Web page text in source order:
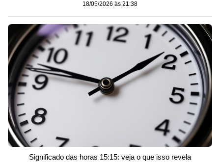
18/05/2026 às 21:38
Significado das horas 15:15: veja o que isso revela